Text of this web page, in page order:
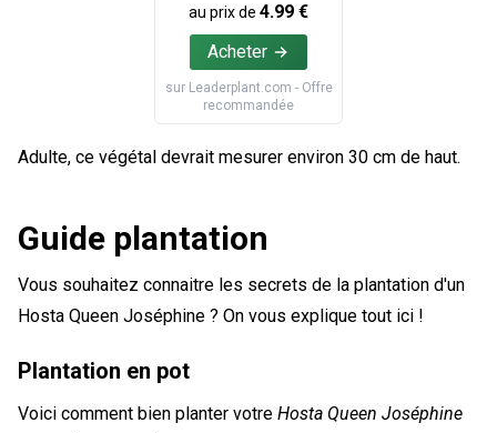
au prix de 4.99 €
Acheter
sur Leaderplant.com - Offre
recommandée
Adulte, ce végétal devrait mesurer environ 30 cm de haut.
Guide plantation
Vous souhaitez connaitre les secrets de la plantation d'un
Hosta Queen Joséphine ? On vous explique tout ici !
Plantation en pot
Voici comment bien planter votre Hosta Queen Joséphine